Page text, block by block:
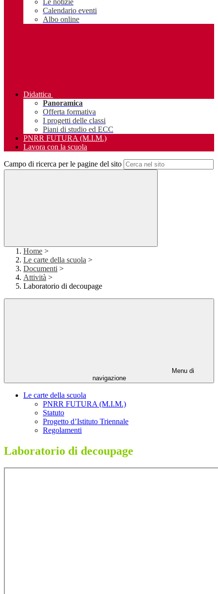
Le notizie
Calendario eventi
Albo online
Didattica
Panoramica
Offerta formativa
I progetti delle classi
Piani di studio ed ECC
PNRR FUTURA (M.I.M.)
Lavora con la scuola
Campo di ricerca per le pagine del sito
Home >
Le carte della scuola >
Documenti >
Attività >
Laboratorio di decoupage
Menu di
navigazione
Le carte della scuola
PNRR FUTURA (M.I.M.)
Statuto
Progetto d’Istituto Triennale
Regolamenti
Laboratorio di decoupage